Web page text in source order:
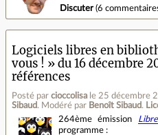
Discuter(6
Logiciels libres en
vous ! » du 16 décembre
références
Posté par cioccolisa le 25 décembre
Sibaud. Modéré par Benoît Sibaud.
264ème émission
programme :